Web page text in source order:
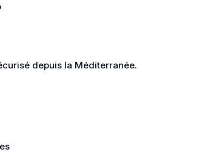
depuis la Méditerranée.